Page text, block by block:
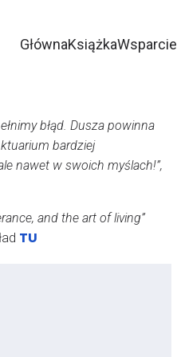
GłównaKsiążkaWsparcie
błąd. Dusza powinna
bardziej
nawet w swoich myślach!”,
and the art of living”
TU